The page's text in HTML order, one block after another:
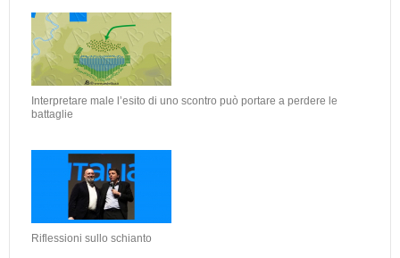
Interpretare male l’esito di uno scontro può portare a perdere le
battaglie
Riflessioni sullo schianto